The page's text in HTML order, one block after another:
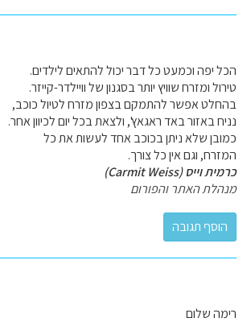
הכל יפה וכמעט כל דבר יכול להתאים לילדים.
טירול ומזרח שוויץ יותר בסגנון של וויילדר-קייזר.
בהחלט אפשר להתמקם בצפון מזרח לטיול כוכב,
נניח באזור באד ראגאץ', ולצאת בכל יום לכיוון אחר.
כמובן שלא ניתן בכוכב אחד לעשות את כל
המזרח, וגם אין כל צורך.
כרמית וייס (Carmit Weiss)
מנהלת האתר והפורום
רימה שלום